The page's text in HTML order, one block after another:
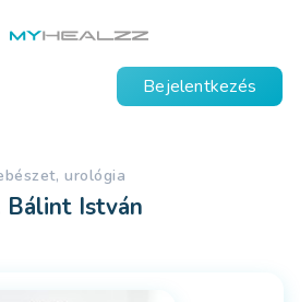
Bejelentkezés
urológia
Bálint István